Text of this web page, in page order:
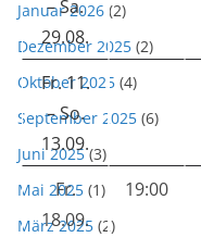
– Sa.
29.08.
Fr. 11.
– So.
13.09.
Fr.
18.09.
19:00
Januar 2026 (2)
Dezember 2025 (2)
Oktober 2025 (4)
September 2025 (6)
Juni 2025(3)
Mai 2025 (1)
März 2025 (2)